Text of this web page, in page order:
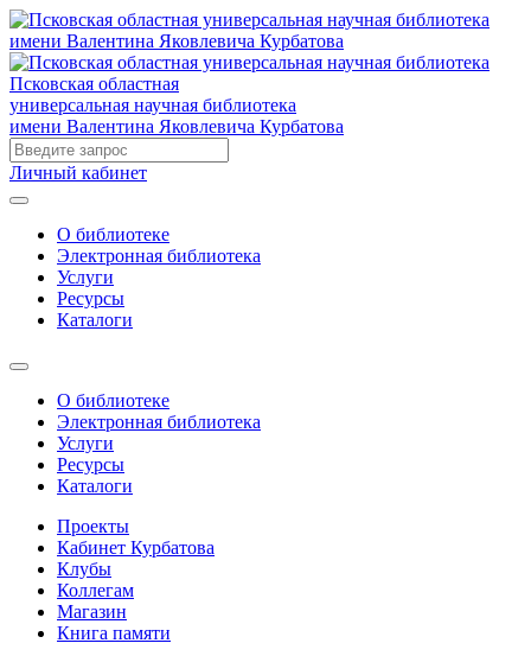
Псковская областная
универсальная научная библиотека
имени Валентина Яковлевича Курбатова
Личный кабинет
О библиотеке
Электронная библиотека
Услуги
Ресурсы
Каталоги
О библиотеке
Электронная библиотека
Услуги
Ресурсы
Каталоги
Проекты
Кабинет Курбатова
Клубы
Коллегам
Магазин
Книга памяти